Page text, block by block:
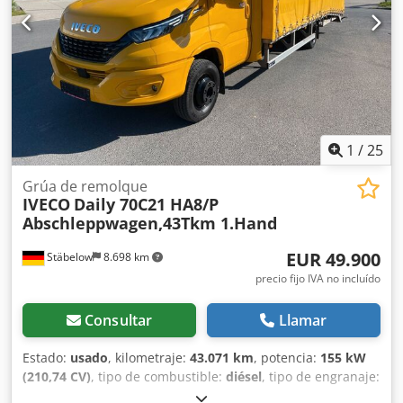
precisión posible, pero no se pueden derivar derechos de
estos datos. También podemos organizar una financiación
para usted en los Países Bajos.
de cámaras - Suspensión neumática trasera - Cámara de
visión trasera - Asistente de mantenimiento de carril -
Toma de fuerza (PTO) = Notas = Versión para 7 personas
con el sistema Insoli. Dsdpezh It Sefx Ab Neck ESTADO
INMACULADO.
1 /25
Stäbelow 8.698 km
Grúa de remolque
IVECO Daily 70C21 HA8/P
Abschleppwagen,43Tkm 1.Hand
EUR 49.900
precio fijo IVA no incluído
Consultar Llamar
Estado: usado, kilometraje: 43.071 km, potencia: 155 kW
(210,74 CV), tipo de combustible: diésel, tipo de engranaje:
7.200 kg